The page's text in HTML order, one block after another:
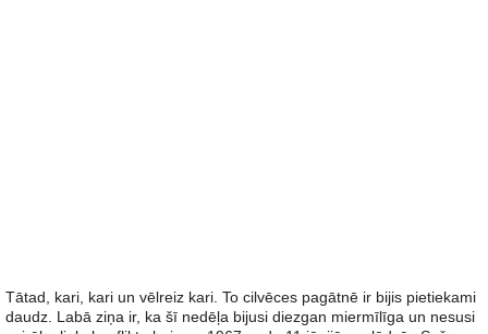
Tātad, kari, kari un vēlreiz kari. To cilvēces pagātnē ir bijis pietiekami
daudz. Labā ziņa ir, ka šī nedēļa bijusi diezgan miermīlīga un nesusi